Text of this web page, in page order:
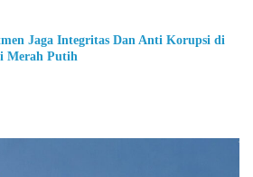
Jaga Integritas Dan Anti Korupsi di
Merah Putih